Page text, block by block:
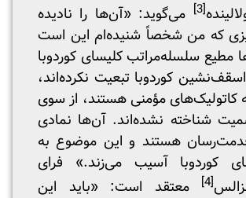
[3]
می‌گوید: «آن‌ها را نادیده
که من شخصاً شنیده‌ام این است
مطیع سلسله‌مراتب کلیسای کوردوبا
کوردوبا تبعیت نکرده‌اند،
کاتولیک‌های مؤمنی هستند، از سوی
شناخته نشده‌اند. آن‌ها نمادی
هستند و این موضوع به
کوردوبا آسیب می‌زند.» فرای
[4]
معتقد است: «باید این